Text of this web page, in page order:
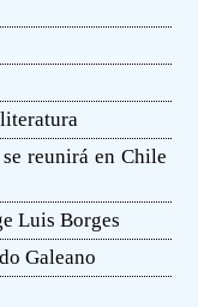
reunirá en Chile
Luis Borges
Galeano